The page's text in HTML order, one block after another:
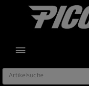
TOGGLE NAVIGATION